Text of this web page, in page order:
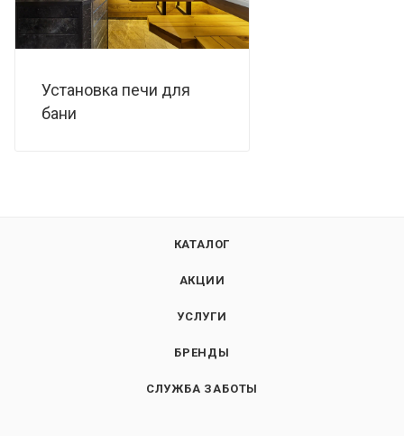
Установка печи для
бани
КАТАЛОГ
АКЦИИ
УСЛУГИ
БРЕНДЫ
СЛУЖБА ЗАБОТЫ